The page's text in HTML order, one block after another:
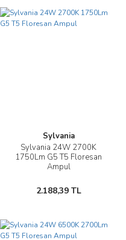
Sylvania
Sylvania 24W 2700K
1750Lm G5 T5 Floresan
Ampul
2.188,39 TL